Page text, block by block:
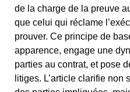
de la charge de la preuve
que celui qui réclame
prouver. Ce principe de
apparence, engage une
parties au contrat, et pose
litiges. L’article clarifie